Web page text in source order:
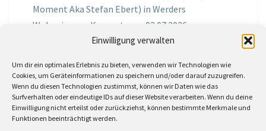
Einwilligung verwalten
Um dir ein optimales Erlebnis zu bieten, verwenden wir Technologien wie
Cookies, um Geräteinformationen zu speichern und/oder darauf zuzugreifen.
Wenn du diesen Technologien zustimmst, können wir Daten wie das
Surfverhalten oder eindeutige IDs auf dieser Website verarbeiten. Wenn du deine
Einwilligung nicht erteilst oder zurückziehst, können bestimmte Merkmale und
Funktionen beeinträchtigt werden.
Moment Aka Stefan Ebert) in Werders
Wohnzimmer Konzerte am 03.07.2026
Podcast Nr.01 vom 08.09.2025 mit Joe Astray
MIRI IN THE GREENzuMiri in the Green in der
Hemingway Lounge, am 30.05.2026